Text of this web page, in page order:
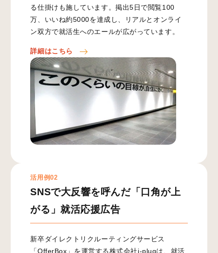
る仕掛けも施しています。掲出5日で閲覧100
万、いいね約5000を達成し、リアルとオンライ
ン双方で就活生へのエールが広がっています。
詳細はこちら
活用例02
SNSで大反響を呼んだ「口角が上
がる」就活応援広告
新卒ダイレクトリクルーティングサービス
「OfferBox」を運営する株式会社i-plugは、就活